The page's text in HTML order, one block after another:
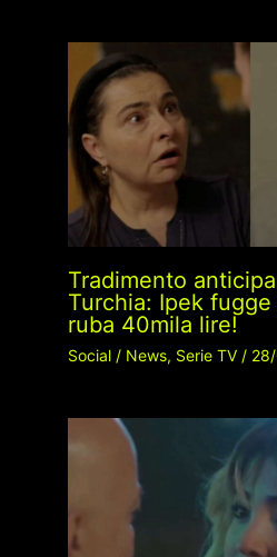
Tradimento
Turchia: Ipek
ruba 40mila lire!
Social/ News, Serie TV/